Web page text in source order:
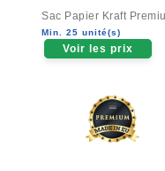
out
of
5
Sac Papier Kraft
Min. 25 unité(s)
Voir les prix